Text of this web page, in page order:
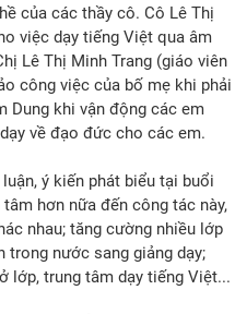
của các thầy cô. Cô Lê Thị
việc dạy tiếng Việt qua âm
Lê Thị Minh Trang (giáo viên
công việc của bố mẹ khi phải
Dung khi vận động các em
về đạo đức cho các em.
ý kiến phát biểu tại buổi
hơn nữa đến công tác này,
nhau; tăng cường nhiều lớp
trong nước sang giảng dạy;
lớp, trung tâm dạy tiếng Việt...